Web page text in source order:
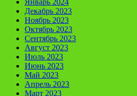
Январь 2024
Декабрь 2023
Ноябрь 2023
Октябрь 2023
Сентябрь 2023
Август 2023
Июль 2023
Июнь 2023
Май 2023
Апрель 2023
Март 2023